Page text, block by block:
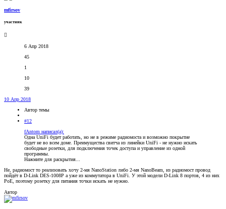
mfirsov
участник
6 Апр 2018
45
1
10
39
10 Апр 2018
Автор темы
#12
fAntom написал(а):
Одна UniFi будет работать, но не в режиме радиомоста и возможно покрытие
будет не во всем доме. Преимущества свитча из линейки UniFi - не нужно искать
свободные розетки, для подключения точек доступа и управление из одной
программы.
Нажмите для раскрытия...
Не, радиомост то реализовать хочу 2-мя NanoStation либо 2-мя NanoBeam, из радиомост провод
пойдёт в D-Link DES-1008P а уже из коммутатора в UniFi. У этой модели D-Link 8 портов, 4 из них
PoE, поэтому розетку для питания точки искать не нужно.
Автор